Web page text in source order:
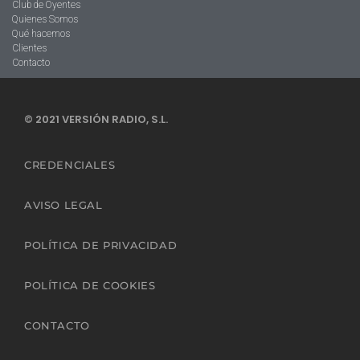
Club de Oyentes
Quienes Somos
Qué hacemos
Clientes
Contacto
© 2021 VERSIÓN RADIO, S.L.
CREDENCIALES
AVISO LEGAL
POLÍTICA DE PRIVACIDAD
POLÍTICA DE COOKIES
CONTACTO